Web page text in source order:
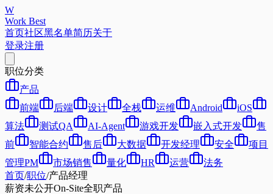
W
Work Best
首页社区黑名单简历关于
登录注册
职位分类
产品
前端
后端 设计 全栈 运维 Android
iOS
算法
测试QA AI-Agent 游戏开发 嵌入式开发
售
前
智能合约 售后 大数据 开发经理 安全
项目
管理PM
市场销售 量化 HR 运营
法务
首页/职位/产品经理
薪资未公开On-Site全职产品